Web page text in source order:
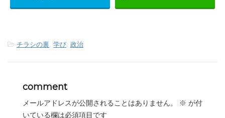
-チラシの裏, 学び, 政治
comment
メールアドレスが公開されることはありません。 ※ が付
いている欄は必須項目です